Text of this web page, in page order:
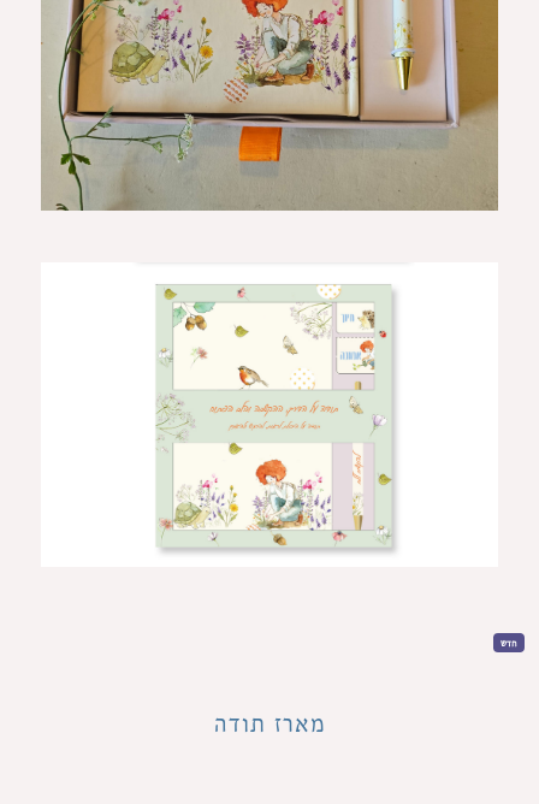
חדש
מארז תודה